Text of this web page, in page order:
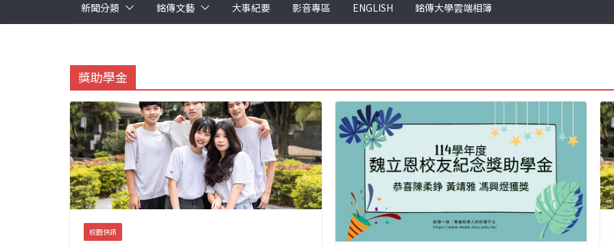
新聞分類 銘傳文藝 大事紀要 影音專區 ENGLISH 銘傳大學雲端相簿
獎助學金
校園快訊